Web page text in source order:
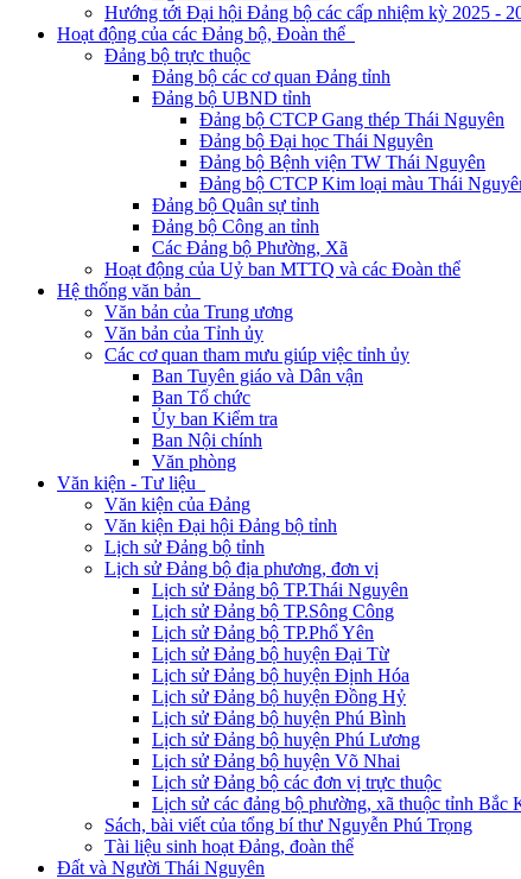
Hướng tới Đại hội Đảng bộ các cấp nhiệm kỳ 2025 -
Hoạt động của các Đảng bộ, Đoàn thể
Đảng bộ trực thuộc
Đảng bộ các cơ quan Đảng tỉnh
Đảng bộ UBND tỉnh
Đảng bộ CTCP Gang thép Thái Nguyên
Đảng bộ Đại học Thái Nguyên
Đảng bộ Bệnh viện TW Thái Nguyên
Đảng bộ CTCP Kim loại màu Thái
Đảng bộ Quân sự tỉnh
Đảng bộ Công an tỉnh
Các Đảng bộ Phường, Xã
Hoạt động của Uỷ ban MTTQ và các Đoàn thể
Hệ thống văn bản
Văn bản của Trung ương
Văn bản của Tỉnh ủy
Các cơ quan tham mưu giúp việc tỉnh ủy
Ban Tuyên giáo và Dân vận
Ban Tổ chức
Ủy ban Kiểm tra
Ban Nội chính
Văn phòng
Văn kiện - Tư liệu
Văn kiện của Đảng
Văn kiện Đại hội Đảng bộ tỉnh
Lịch sử Đảng bộ tỉnh
Lịch sử Đảng bộ địa phương, đơn vị
Lịch sử Đảng bộ TP.Thái Nguyên
Lịch sử Đảng bộ TP.Sông Công
Lịch sử Đảng bộ TP.Phổ Yên
Lịch sử Đảng bộ huyện Đại Từ
Lịch sử Đảng bộ huyện Định Hóa
Lịch sử Đảng bộ huyện Đồng Hỷ
Lịch sử Đảng bộ huyện Phú Bình
Lịch sử Đảng bộ huyện Phú Lương
Lịch sử Đảng bộ huyện Võ Nhai
Lịch sử Đảng bộ các đơn vị trực thuộc
Lịch sử các đảng bộ phường, xã thuộc tỉnh Bắc
Sách, bài viết của tổng bí thư Nguyễn Phú Trọng
Tài liệu sinh hoạt Đảng, đoàn thể
Đất và Người Thái Nguyên